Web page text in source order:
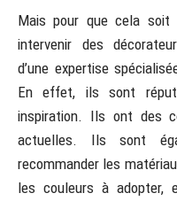
Mais pour que cela
intervenir des
d’une expertise
En effet, ils sont
inspiration. Ils ont des
actuelles. Ils sont
recommander les
les couleurs à adopter,